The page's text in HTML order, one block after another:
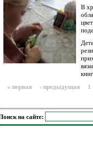
В
« первая
‹ предыдущая 1
на сайте: